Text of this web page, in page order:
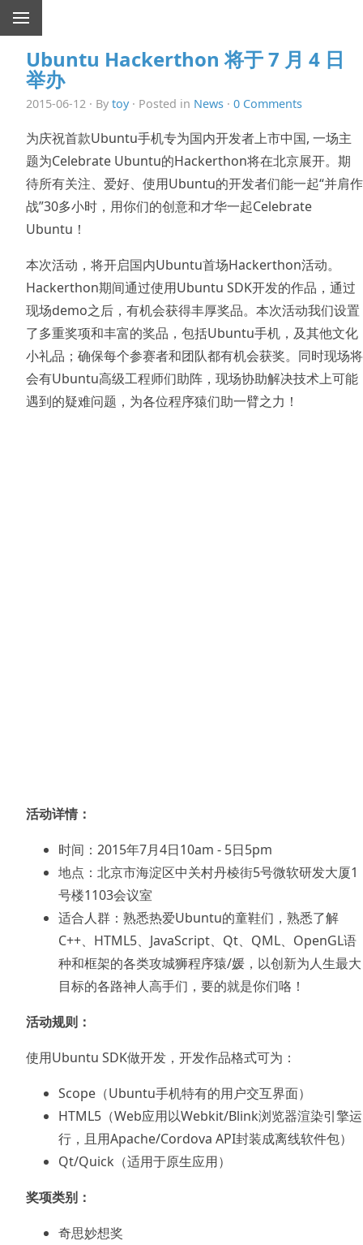
Ubuntu Hackerthon 将于 7 月 4 日
举办
2015-06-12 · By toy· Posted in News · 0 Comments
为庆祝首款Ubuntu手机专为国内开发者上市中国, 一场主
题为Celebrate Ubuntu的Hackerthon将在北京展开。期
待所有关注、爱好、使用Ubuntu的开发者们能一起“并肩作
战”30多小时，用你们的创意和才华一起Celebrate
Ubuntu！
本次活动，将开启国内Ubuntu首场Hackerthon活动。
Hackerthon期间通过使用Ubuntu SDK开发的作品，通过
现场demo之后，有机会获得丰厚奖品。本次活动我们设置
了多重奖项和丰富的奖品，包括Ubuntu手机，及其他文化
小礼品；确保每个参赛者和团队都有机会获奖。同时现场将
会有Ubuntu高级工程师们助阵，现场协助解决技术上可能
遇到的疑难问题，为各位程序猿们助一臂之力！
活动详情：
时间：2015年7月4日10am - 5日5pm
地点：北京市海淀区中关村丹棱街5号微软研发大厦1
号楼1103会议室
适合人群：熟悉热爱Ubuntu的童鞋们，熟悉了解
C++、HTML5、JavaScript、Qt、QML、OpenGL语
种和框架的各类攻城狮程序猿/媛，以创新为人生最大
目标的各路神人高手们，要的就是你们咯！
活动规则：
使用Ubuntu SDK做开发，开发作品格式可为：
Scope（Ubuntu手机特有的用户交互界面）
HTML5（Web应用以Webkit/Blink浏览器渲染引擎运
行，且用Apache/Cordova API封装成离线软件包）
Qt/Quick（适用于原生应用）
奖项类别：
奇思妙想奖